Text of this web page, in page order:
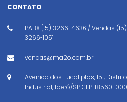
CONTATO
PABX (15) 3266-4636 / Vendas (15)
3266-1051
vendas@ma2o.com.br
Avenida dos Eucaliptos, 151, Distrito
Industrial, Iperó/SP CEP: 18560-000